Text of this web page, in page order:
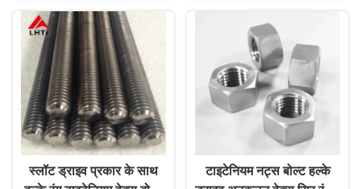
स्लॉट ड्राइव प्रकार के साथ
टाइटेनियम नट्स बोल्ट हल्के